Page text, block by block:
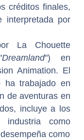
créditos finales,
interpretada por
La Chouette
Dreamland") en
Animation. El
ha trabajado en
de aventuras en
incluye a los
industria como
como